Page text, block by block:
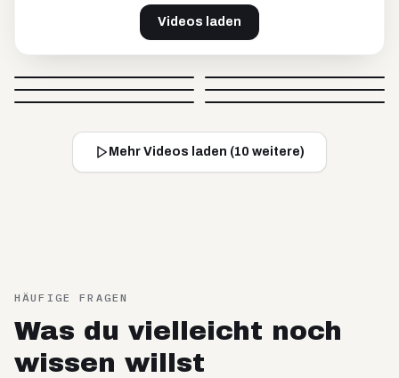
Videos laden
Video blockiert Video blockiert
Video blockiert Video blockiert
Mehr Videos laden (10 weitere)
HÄUFIGE FRAGEN
Was du vielleicht noch
wissen willst